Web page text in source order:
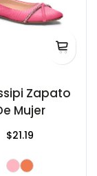
Zapato
Mujer
$21.19